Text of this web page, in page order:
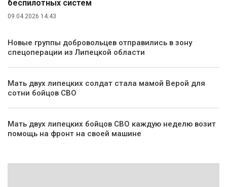
беспилотных систем
09.04.2026 14:43
Новые группы добровольцев отправились в зону
спецоперации из Липецкой области
Мать двух липецких солдат стала мамой Верой для
сотни бойцов СВО
Мать двух липецких бойцов СВО каждую неделю возит
помощь на фронт на своей машине